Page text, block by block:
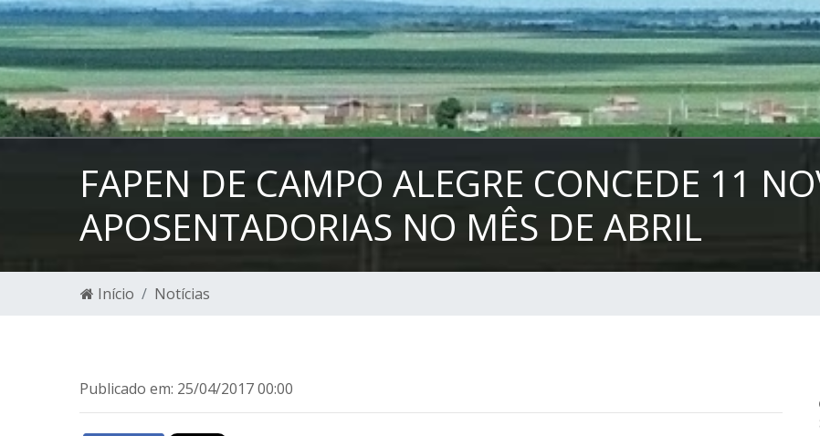
FAPEN DE CAMPO ALEGRE CONCEDE 11
APOSENTADORIAS NO MÊS DE ABRIL
Início Notícias
Publicado em: 25/04/2017 00:00